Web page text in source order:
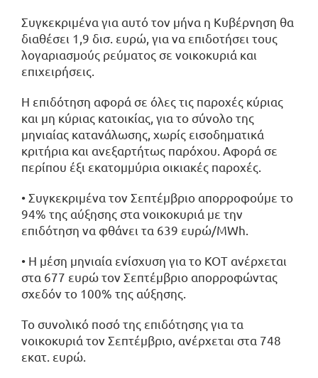
Συγκεκριμένα για αυτό τον μήνα η Κυβέρνηση θα
διαθέσει 1,9 δισ. ευρώ, για να επιδοτήσει τους
λογαριασμούς ρεύματος σε νοικοκυριά και
επιχειρήσεις.
Η επιδότηση αφορά σε όλες τις παροχές κύριας
και μη κύριας κατοικίας, για το σύνολο της
μηνιαίας κατανάλωσης, χωρίς εισοδηματικά
κριτήρια και ανεξαρτήτως παρόχου. Αφορά σε
περίπου έξι εκατομμύρια οικιακές παροχές.
• Συγκεκριμένα τον Σεπτέμβριο απορροφούμε το
94% της αύξησης στα νοικοκυριά με την
επιδότηση να φθάνει τα 639 ευρώ/MWh.
• Η μέση μηνιαία ενίσχυση για το ΚΟΤ ανέρχεται
στα 677 ευρώ τον Σεπτέμβριο απορροφώντας
σχεδόν το 100% της αύξησης.
Το συνολικό ποσό της επιδότησης για τα
νοικοκυριά τον Σεπτέμβριο, ανέρχεται στα 748
εκατ. ευρώ.